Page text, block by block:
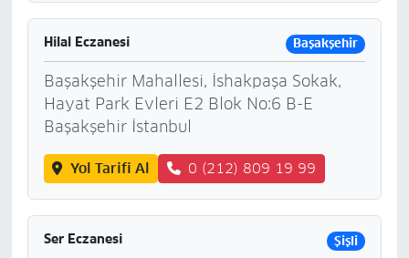
Hilal Eczanesi Başakşehir
Başakşehir Mahallesi, İshakpaşa Sokak,
Hayat Park Evleri E2 Blok No:6 B-E
Başakşehir İstanbul
Yol Tarifi Al 0 (212) 809 19 99
Ser Eczanesi Şişli